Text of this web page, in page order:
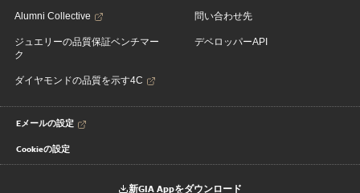
Alumni Collective
ジュエリーの品質保証ベンチマー
ク
ダイヤモンドの品質を示す4C
問い合わせ先
デベロッパーAPI
Eメールの設定
Cookieの設定
新GIA Appをダウンロード